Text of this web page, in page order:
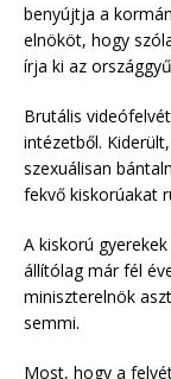
benyújtja a
elnököt, hogy
írja ki az
Brutális
intézetből.
szexuálisan
fekvő kiskorúakat
A kiskorú
állítólag már fél
miniszterelnök
semmi.
Most, hogy a